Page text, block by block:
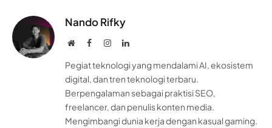
Nando Rifky
WebsiteFacebookInstagramLinkedIn
Pegiat teknologi yang mendalami AI, ekosistem
digital, dan tren teknologi terbaru.
Berpengalaman sebagai praktisi SEO,
freelancer, dan penulis konten media.
Mengimbangi dunia kerja dengan kasual gaming.